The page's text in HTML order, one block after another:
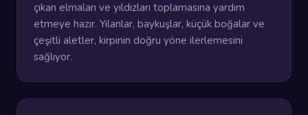
çıkan elmaları ve yıldızları toplamasına yardım
etmeye hazır. Yılanlar, baykuşlar, küçük boğalar ve
çeşitli aletler, kirpinin doğru yöne ilerlemesini
sağlıyor.